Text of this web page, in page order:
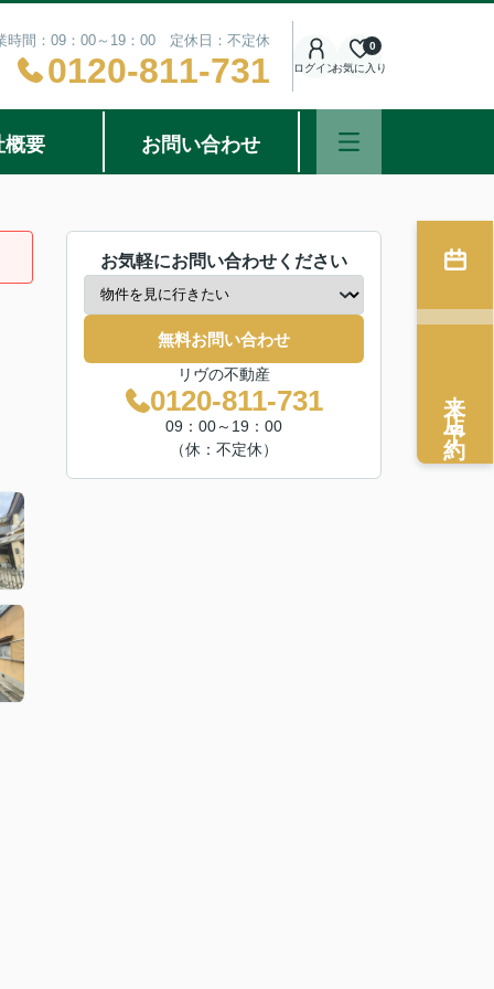
時間：09：00～19：00 定休日：不定休
0120-811-731 ログインお気に入り
0
概要 お問い合わせ
お気軽にお問い合わせください
無料お問い合わせ
リヴの不動産
0120-811-731
09：00～19：00
（休：不定休）
来店予約